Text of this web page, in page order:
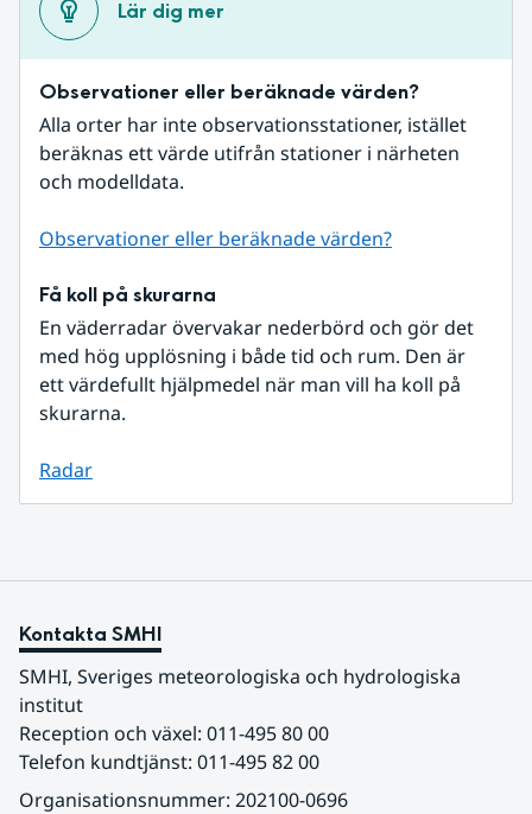
Lär dig mer
Observationer eller beräknade värden?
Alla orter har inte observationsstationer, istället
beräknas ett värde utifrån stationer i närheten
och modelldata.
Observationer eller beräknade värden?
Få koll på skurarna
En väderradar övervakar nederbörd och gör det
med hög upplösning i både tid och rum. Den är
ett värdefullt hjälpmedel när man vill ha koll på
skurarna.
Radar
Kontakta SMHI
SMHI, Sveriges meteorologiska och hydrologiska
institut
Reception och växel: 011-495 80 00
Telefon kundtjänst: 011-495 82 00
Organisationsnummer: 202100-0696